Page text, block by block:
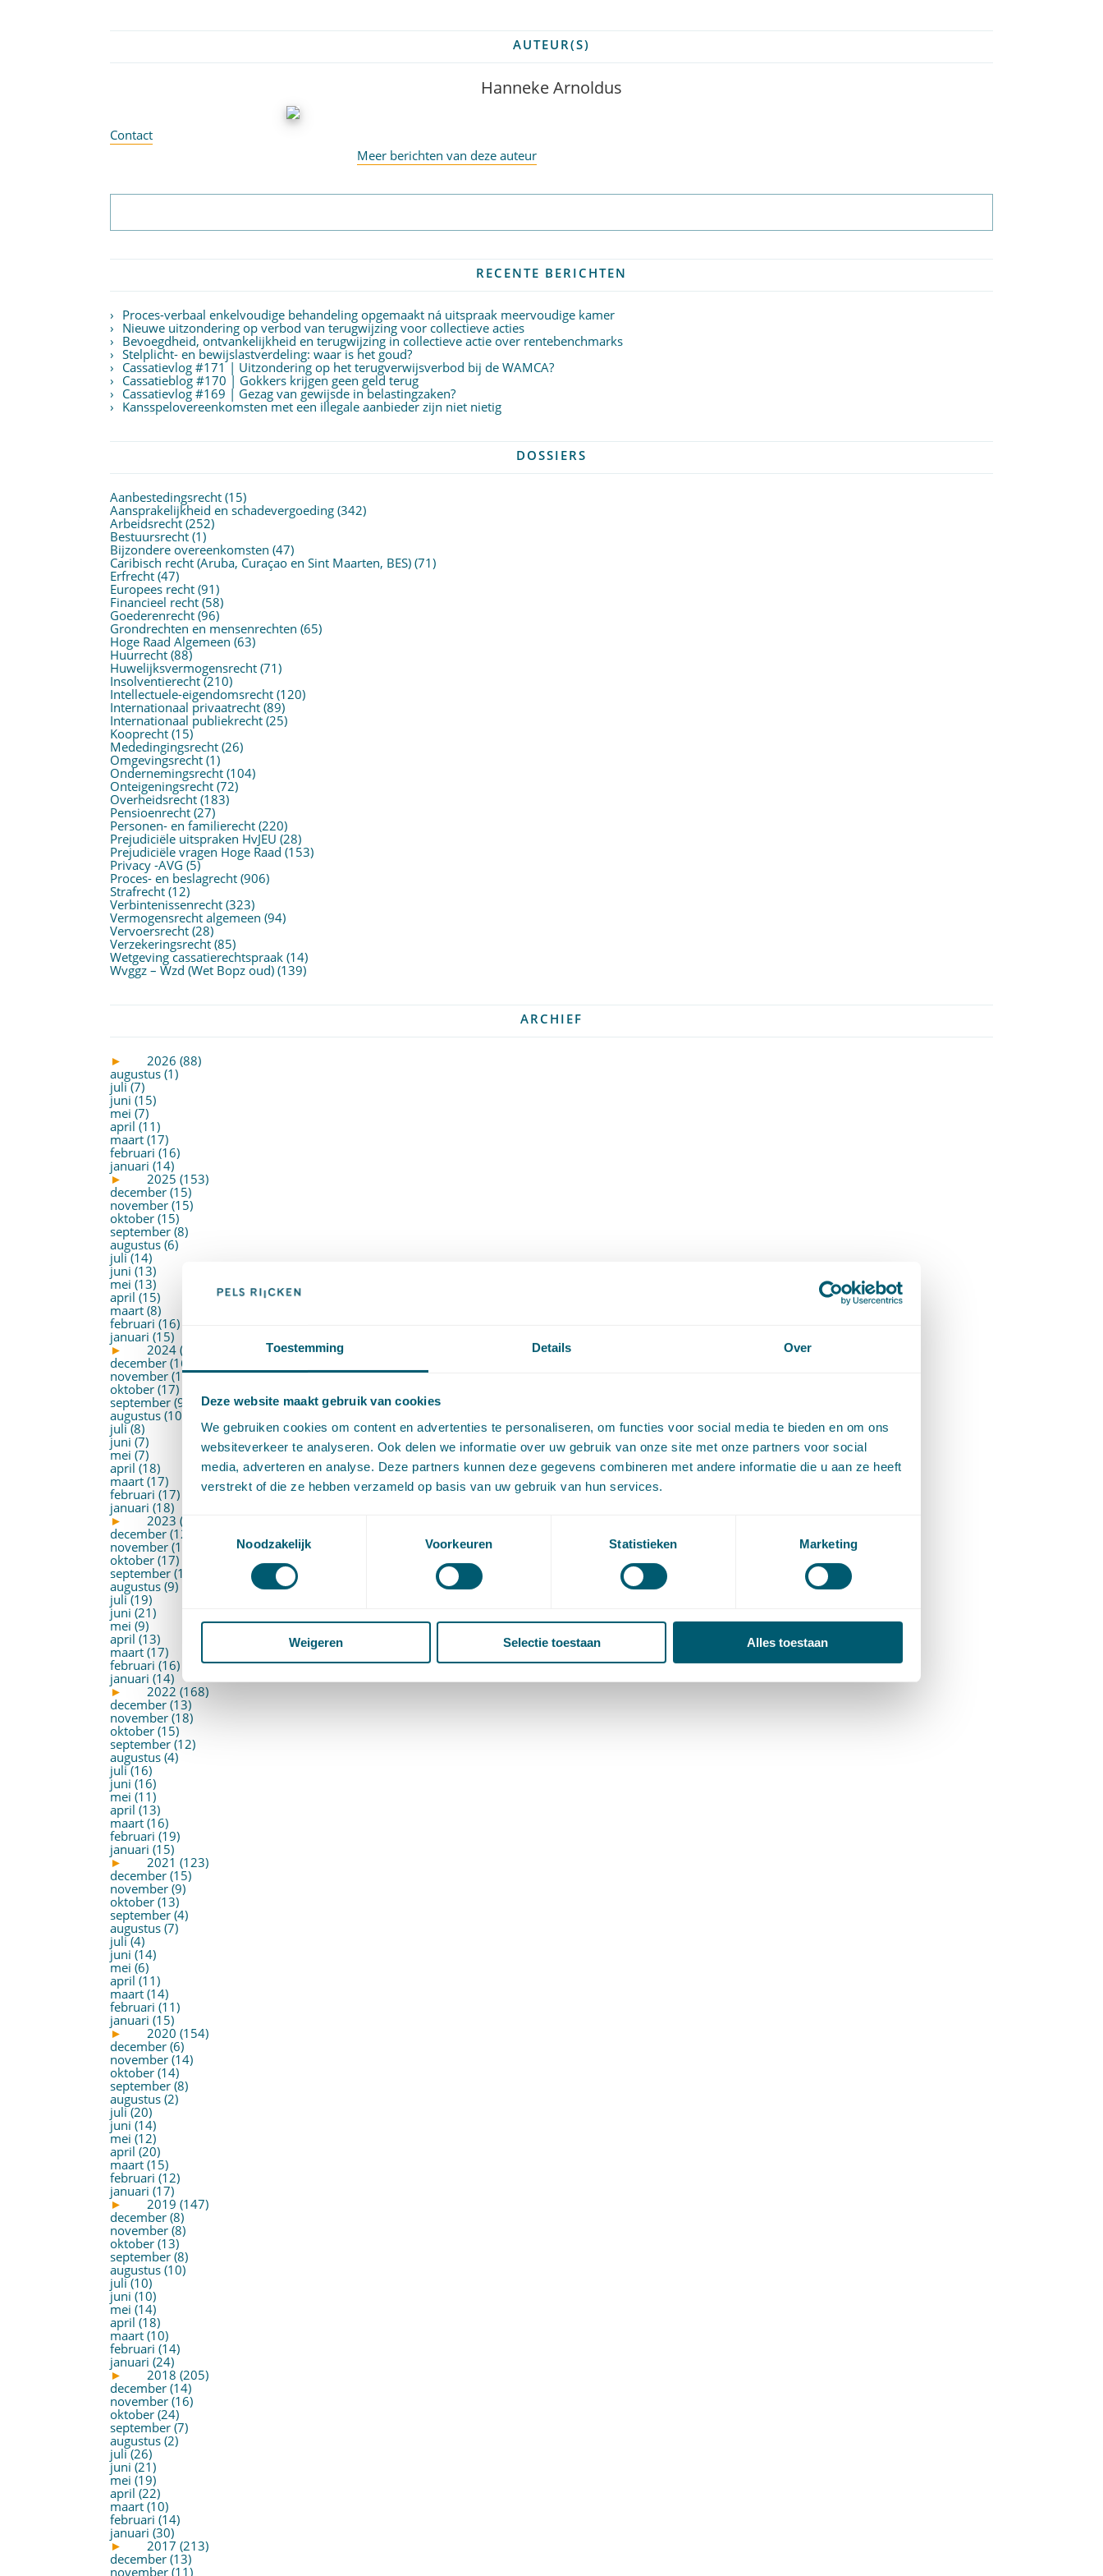
Toestemming Details Over
Deze website maakt gebruik van cookies
We gebruiken cookies om content en advertenties te personaliseren, om functies voor social media te bieden en om ons
websiteverkeer te analyseren. Ook delen we informatie over uw gebruik van onze site met onze partners voor social
media, adverteren en analyse. Deze partners kunnen deze gegevens combineren met andere informatie die u aan ze heeft
verstrekt of die ze hebben verzameld op basis van uw gebruik van hun services.
Toestemmingsselectie
Noodzakelijk
Voorkeuren Statistieken Marketing
Weigeren Selectie toestaan Alles toestaan
AUTEUR(S)
Hanneke Arnoldus
Contact
Meer berichten van deze auteur
RECENTE BERICHTEN
Proces-verbaal enkelvoudige behandeling opgemaakt ná uitspraak meervoudige kamer
Nieuwe uitzondering op verbod van terugwijzing voor collectieve acties
Bevoegdheid, ontvankelijkheid en terugwijzing in collectieve actie over rentebenchmarks
Stelplicht- en bewijslastverdeling: waar is het goud?
Cassatievlog #171 | Uitzondering op het terugverwijsverbod bij de WAMCA?
Cassatieblog #170 | Gokkers krijgen geen geld terug
Cassatievlog #169 | Gezag van gewijsde in belastingzaken?
Kansspelovereenkomsten met een illegale aanbieder zijn niet nietig
DOSSIERS
Aanbestedingsrecht (15)
Aansprakelijkheid en schadevergoeding (342)
Arbeidsrecht (252)
Bestuursrecht (1)
Bijzondere overeenkomsten (47)
Caribisch recht (Aruba, Curaçao en Sint Maarten, BES) (71)
Erfrecht (47)
Europees recht (91)
Financieel recht (58)
Goederenrecht (96)
Grondrechten en mensenrechten (65)
Hoge Raad Algemeen (63)
Huurrecht (88)
Huwelijksvermogensrecht (71)
Insolventierecht(210)
Intellectuele-eigendomsrecht (120)
Internationaal privaatrecht (89)
Internationaal publiekrecht (25)
Kooprecht (15)
Mededingingsrecht (26)
Omgevingsrecht (1)
Ondernemingsrecht (104)
Onteigeningsrecht (72)
Overheidsrecht (183)
Pensioenrecht (27)
Personen- en familierecht (220)
Prejudiciële uitspraken HvJEU (28)
Prejudiciële vragen Hoge Raad (153)
Privacy -AVG (5)
Proces- en beslagrecht (906)
Strafrecht (12)
Verbintenissenrecht (323)
Vermogensrecht algemeen (94)
Vervoersrecht (28)
Verzekeringsrecht (85)
Wetgeving cassatierechtspraak (14)
Wvggz – Wzd (Wet Bopz oud) (139)
ARCHIEF
►
2026 (88)
augustus (1)
juli (7)
juni (15)
mei (7)
april (11)
maart (17)
februari (16)
januari (14)
►
2025 (153)
december (15)
november (15)
oktober (15)
september (8)
augustus (6)
juli (14)
juni (13)
mei (13)
april (15)
maart (8)
februari (16)
januari (15)
►
2024 (161)
december (16)
november (17)
oktober (17)
september (9)
augustus (10)
juli (8)
juni (7)
mei (7)
april (18)
maart (17)
februari (17)
januari (18)
►
2023 (177)
december (12)
november (16)
oktober (17)
september (14)
augustus (9)
juli (19)
juni (21)
mei (9)
april (13)
maart (17)
februari (16)
januari (14)
►
2022 (168)
december (13)
november (18)
oktober (15)
september (12)
augustus (4)
juli (16)
juni (16)
mei (11)
april (13)
maart (16)
februari (19)
januari (15)
►
2021 (123)
december (15)
november (9)
oktober (13)
september (4)
augustus (7)
juli (4)
juni (14)
mei (6)
april (11)
maart (14)
februari (11)
januari (15)
►
2020 (154)
december (6)
november (14)
oktober (14)
september (8)
augustus (2)
juli (20)
juni (14)
mei (12)
april (20)
maart (15)
februari (12)
januari (17)
►
2019 (147)
december (8)
november (8)
oktober (13)
september (8)
augustus (10)
juli (10)
juni (10)
mei (14)
april (18)
maart (10)
februari (14)
januari (24)
►
2018 (205)
december (14)
november (16)
oktober (24)
september (7)
augustus (2)
juli (26)
juni (21)
mei (19)
april (22)
maart (10)
februari (14)
januari (30)
►
2017 (213)
december (13)
november (11)